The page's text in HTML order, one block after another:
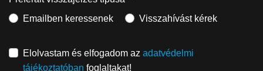
Emailben keressenek
Visszahívást kérek
Elolvastam és elfogadom az adatvédelmi
tájékoztatóban foglaltakat!